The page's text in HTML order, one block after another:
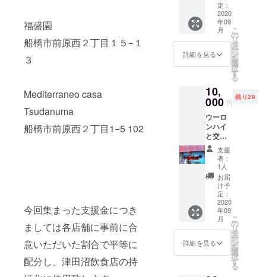
福盛園
船橋市前原西２丁目１５−１
３
Mediterraneo casa
Tsudanuma
船橋市前原西２丁目1−5 102
今回集まった支援金につき
ましては各店舗に事前に合
意いただいた割合で平等に
配分し、津田沼飲食店の持
合わせ
のセッ
トをお
受け取
り頂け
るチ
ケット
す。 ※
チケッ
トはご
来店の
際、店
頭で現
物と交
換でき
ます。
※お酒は
開栓し
た状態
のもの
を店内
にてご
提供い
たしま
定：
2020
年09
月
詳細を見る
こ
の
リ
タ
ー
ン
を
選
択
す
る
10,
000 円
残り29
ウーロ
ンハイ
と交換
できる
チケッ
トを20
枚ご提
供しま
す。 ※
チケッ
トはご
来店の
際、店
頭で現
物と交
支援
者：
1人
お届
け予
定：
2020
年09
月
詳細を見る
こ
の
リ
タ
ー
ン
を
選
択
す
る